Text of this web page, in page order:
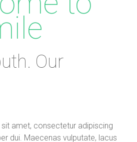
Our
amet, consectetur adipiscing
dui. Maecenas vulputate, lacus